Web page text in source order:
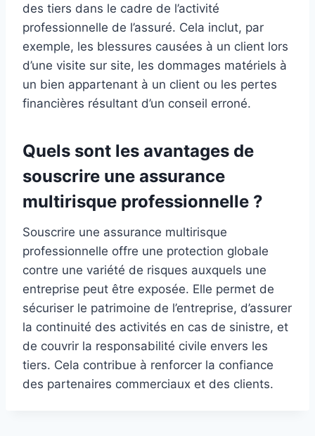
des tiers dans le cadre de l’activité
professionnelle de l’assuré. Cela inclut, par
exemple, les blessures causées à un client lors
d’une visite sur site, les dommages matériels à
un bien appartenant à un client ou les pertes
financières résultant d’un conseil erroné.
Quels sont les avantages de
souscrire une assurance
multirisque professionnelle ?
Souscrire une assurance multirisque
professionnelle offre une protection globale
contre une variété de risques auxquels une
entreprise peut être exposée. Elle permet de
sécuriser le patrimoine de l’entreprise, d’assurer
la continuité des activités en cas de sinistre, et
de couvrir la responsabilité civile envers les
tiers. Cela contribue à renforcer la confiance
des partenaires commerciaux et des clients.